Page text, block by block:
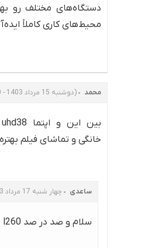
دستگاه‌های مختلف رو
محیط‌های کاری کاملاً
محمد (دوشنبه 15 مرداد 1403 - 13:50)
خانگی و تماشای فیلم
ساعدی چهار شنبه 17 مرداد 1403 - 13:08
سلام و صد در صد l260